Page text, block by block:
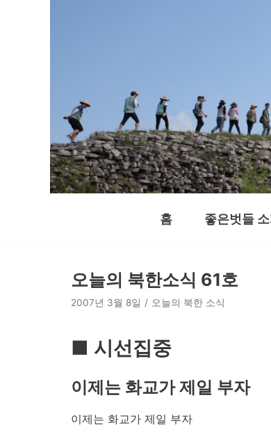
홈 좋은벗들 소
오늘의 북한소식 61호
2007년 3월 8일 오늘의 북한 소식
■ 시선집중
이제는 화교가 제일 부자
이제는 화교가 제일 부자